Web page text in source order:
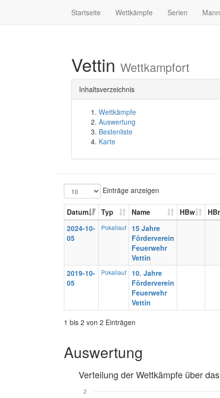
Startseite Wettkämpfe Serien
Vettin Wettkampfort
Inhaltsverzeichnis
Wettkämpfe
Auswertung
Bestenliste
Karte
Einträge anzeigen
Datum Typ Name HBw
2024-10-
05
Pokallauf
15 Jahre
Förderverein
Feuerwehr
Vettin
2019-10-
05
Pokallauf
10. Jahre
Förderverein
Feuerwehr
Vettin
1 bis 2 von 2 Einträgen
Auswertung
Verteilung der Wettkämpfe über
2